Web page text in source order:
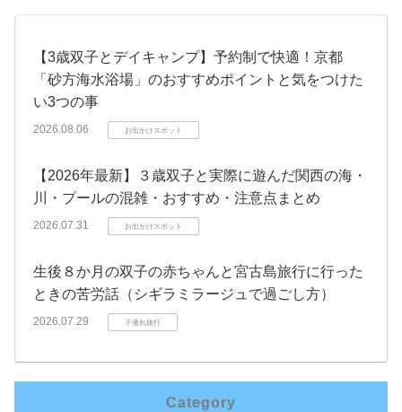
【3歳双子とデイキャンプ】予約制で快適！京都
「砂方海水浴場」のおすすめポイントと気をつけた
い3つの事
2026.08.06 お出かけスポット
【2026年最新】３歳双子と実際に遊んだ関西の海・
川・プールの混雑・おすすめ・注意点まとめ
2026.07.31 お出かけスポット
生後８か月の双子の赤ちゃんと宮古島旅行に行った
ときの苦労話（シギラミラージュで過ごし方）
2026.07.29 子連れ旅行
Category